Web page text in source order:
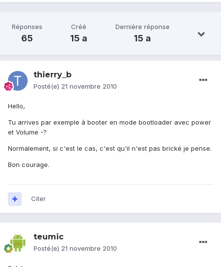
Réponses
65
Créé
15 a
Dernière réponse
15 a
thierry_b
Posté(e) 21 novembre 2010
Hello,
Tu arrives par exemple à booter en mode bootloader avec power
et Volume -?
Normalement, si c'est le cas, c'est qu'il n'est pas brické je pense.
Bon courage.
Citer
teumic
Posté(e) 21 novembre 2010